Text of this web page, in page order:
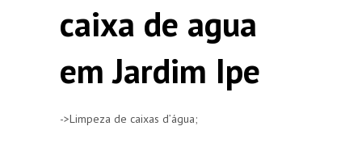
caixa de agua
em Jardim Ipe
->Limpeza de caixas d’água;